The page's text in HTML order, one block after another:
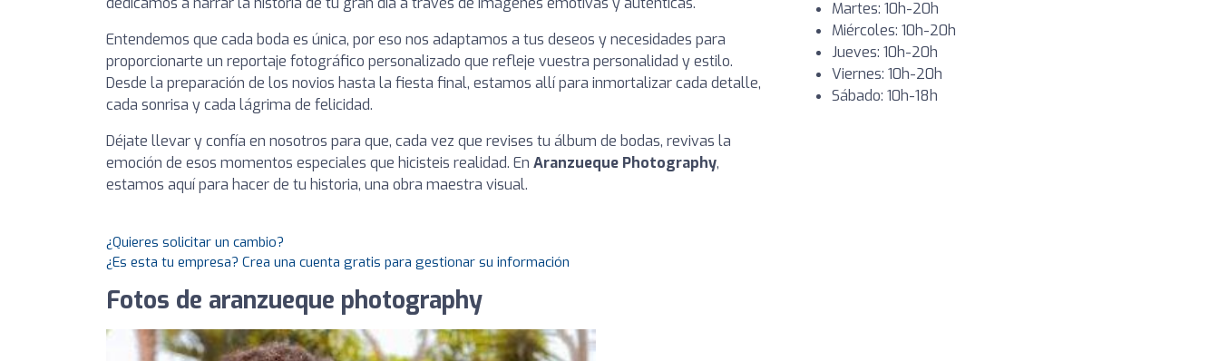
Entendemos que cada boda es única, por eso nos adaptamos a tus deseos y necesidades para
proporcionarte un reportaje fotográfico personalizado que refleje vuestra personalidad y estilo.
Desde la preparación de los novios hasta la fiesta final, estamos allí para inmortalizar cada detalle,
cada sonrisa y cada lágrima de felicidad.
Déjate llevar y confía en nosotros para que, cada vez que revises tu álbum de bodas, revivas la
emoción de esos momentos especiales que hicisteis realidad. En Aranzueque Photography,
estamos aquí para hacer de tu historia, una obra maestra visual.
Martes: 10h-20h
Miércoles: 10h-20h
Jueves: 10h-20h
Viernes: 10h-20h
Sábado: 10h-18h
¿Quieres solicitar un cambio?
¿Es esta tu empresa? Crea una cuenta gratis para gestionar su información
Fotos de aranzueque photography